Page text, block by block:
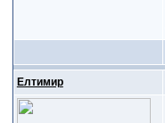
Елтимир